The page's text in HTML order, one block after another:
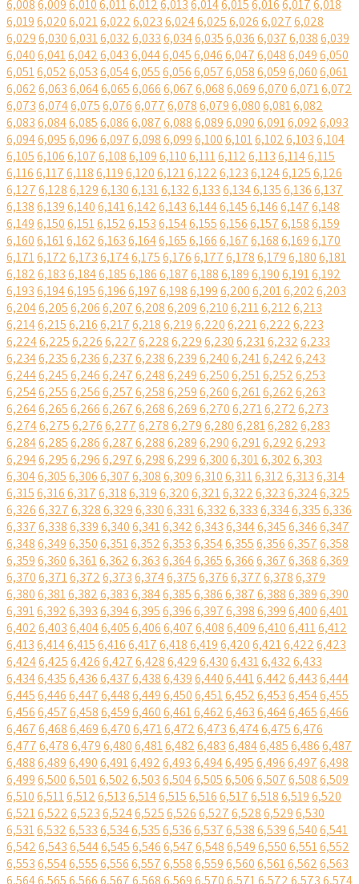
6,0086,0096,0106,0116,0126,0136,0146,0156,0166,0176,018
6,0196,0206,0216,0226,0236,0246,0256,0266,0276,028
6,0296,0306,0316,0326,0336,0346,0356,0366,0376,0386,039
6,0406,0416,0426,0436,0446,0456,0466,0476,0486,0496,050
6,0516,0526,0536,0546,0556,0566,0576,0586,0596,0606,061
6,0626,0636,0646,0656,0666,0676,0686,0696,0706,0716,072
6,0736,0746,0756,0766,0776,0786,0796,0806,0816,082
6,0836,0846,0856,0866,0876,0886,0896,0906,0916,0926,093
6,0946,0956,0966,0976,0986,0996,1006,1016,1026,1036,104
6,1056,1066,1076,1086,1096,1106,1116,1126,1136,1146,115
6,1166,1176,1186,1196,1206,1216,1226,1236,1246,1256,126
6,1276,1286,1296,1306,1316,1326,1336,1346,1356,1366,137
6,1386,1396,1406,1416,1426,1436,1446,1456,1466,1476,148
6,1496,1506,1516,1526,1536,1546,1556,1566,1576,1586,159
6,1606,1616,1626,1636,1646,1656,1666,1676,1686,1696,170
6,1716,1726,1736,1746,1756,1766,1776,1786,1796,1806,181
6,1826,1836,1846,1856,1866,1876,1886,1896,1906,1916,192
6,1936,1946,1956,1966,1976,1986,1996,2006,2016,2026,203
6,2046,2056,2066,2076,2086,2096,2106,2116,2126,213
6,2146,2156,2166,2176,2186,2196,2206,2216,2226,223
6,2246,2256,2266,2276,2286,2296,2306,2316,2326,233
6,2346,2356,2366,2376,2386,2396,2406,2416,2426,243
6,2446,2456,2466,2476,2486,2496,2506,2516,2526,253
6,2546,2556,2566,2576,2586,2596,2606,2616,2626,263
6,2646,2656,2666,2676,2686,2696,2706,2716,2726,273
6,2746,2756,2766,2776,2786,2796,2806,2816,2826,283
6,2846,2856,2866,2876,2886,2896,2906,2916,2926,293
6,2946,2956,2966,2976,2986,2996,3006,3016,3026,303
6,3046,3056,3066,3076,3086,3096,3106,3116,3126,3136,314
6,3156,3166,3176,3186,3196,3206,3216,3226,3236,3246,325
6,3266,3276,3286,3296,3306,3316,3326,3336,3346,3356,336
6,3376,3386,3396,3406,3416,3426,3436,3446,3456,3466,347
6,3486,3496,3506,3516,3526,3536,3546,3556,3566,3576,358
6,3596,3606,3616,3626,3636,3646,3656,3666,3676,3686,369
6,3706,3716,3726,3736,3746,3756,3766,3776,3786,379
6,3806,3816,3826,3836,3846,3856,3866,3876,3886,3896,390
6,3916,3926,3936,3946,3956,3966,3976,3986,3996,4006,401
6,4026,4036,4046,4056,4066,4076,4086,4096,4106,4116,412
6,4136,4146,4156,4166,4176,4186,4196,4206,4216,4226,423
6,4246,4256,4266,4276,4286,4296,4306,4316,4326,433
6,4346,4356,4366,4376,4386,4396,4406,4416,4426,4436,444
6,4456,4466,4476,4486,4496,4506,4516,4526,4536,4546,455
6,4566,4576,4586,4596,4606,4616,4626,4636,4646,4656,466
6,4676,4686,4696,4706,4716,4726,4736,4746,4756,476
6,4776,4786,4796,4806,4816,4826,4836,4846,4856,4866,487
6,4886,4896,4906,4916,4926,4936,4946,4956,4966,4976,498
6,4996,5006,5016,5026,5036,5046,5056,5066,5076,5086,509
6,5106,5116,5126,5136,5146,5156,5166,5176,5186,5196,520
6,5216,5226,5236,5246,5256,5266,5276,5286,5296,530
6,5316,5326,5336,5346,5356,5366,5376,5386,5396,5406,541
6,5426,5436,5446,5456,5466,5476,5486,5496,5506,5516,552
6,5536,5546,5556,5566,5576,5586,5596,5606,5616,5626,563